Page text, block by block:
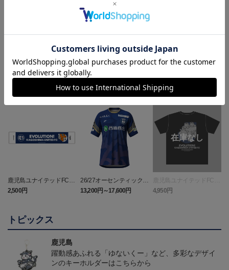
ランキング
鹿児島ユナイテッドFC
バクーダ タオルマフラ
ー
2,500円
26/27オーセンティックユ
ニフォーム（FP1st）
13,200円～17,600円
鹿児島ユナイテッドFC
バクーダ Tシャツ BLACK
4,950円
トピックス
鹿児島
躍動感あふれる「ゆないくー」など、多彩なデザイ
ンのキーホルダーはこちらから